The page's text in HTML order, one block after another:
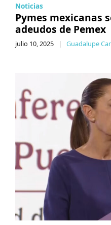
Noticias
Pymes mexicanas
adeudos de Pemex
julio 10, 2025 | Guadalupe